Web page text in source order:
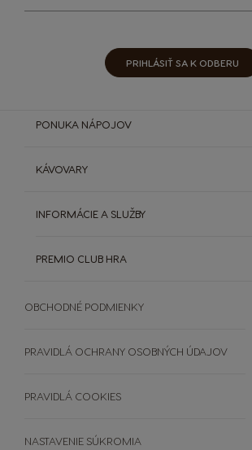
PRIHLÁSIŤ SA K ODBERU
PONUKA NÁPOJOV
Lungo & Grande
Čokoládové nápoje
Výhodná balenia
KÁVOVARY
Genio S Plus
INFORMÁCIE A SLUŽBY
DOLCE GUSTO SYSTÉM
UDRŽATEĽNOSŤ
ČASTO KLADENÉ OTÁZKY
PREMIO CLUB HRA
Vložiť kód
OBCHODNÉ PODMIENKY
PRAVIDLÁ OCHRANY OSOBNÝCH ÚDAJOV
PRAVIDLÁ COOKIES
NASTAVENIE SÚKROMIA